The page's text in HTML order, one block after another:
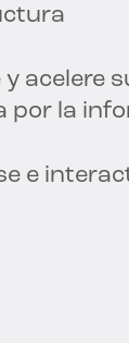
y acelere
por la
e